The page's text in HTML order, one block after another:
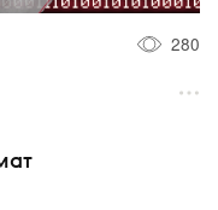
280